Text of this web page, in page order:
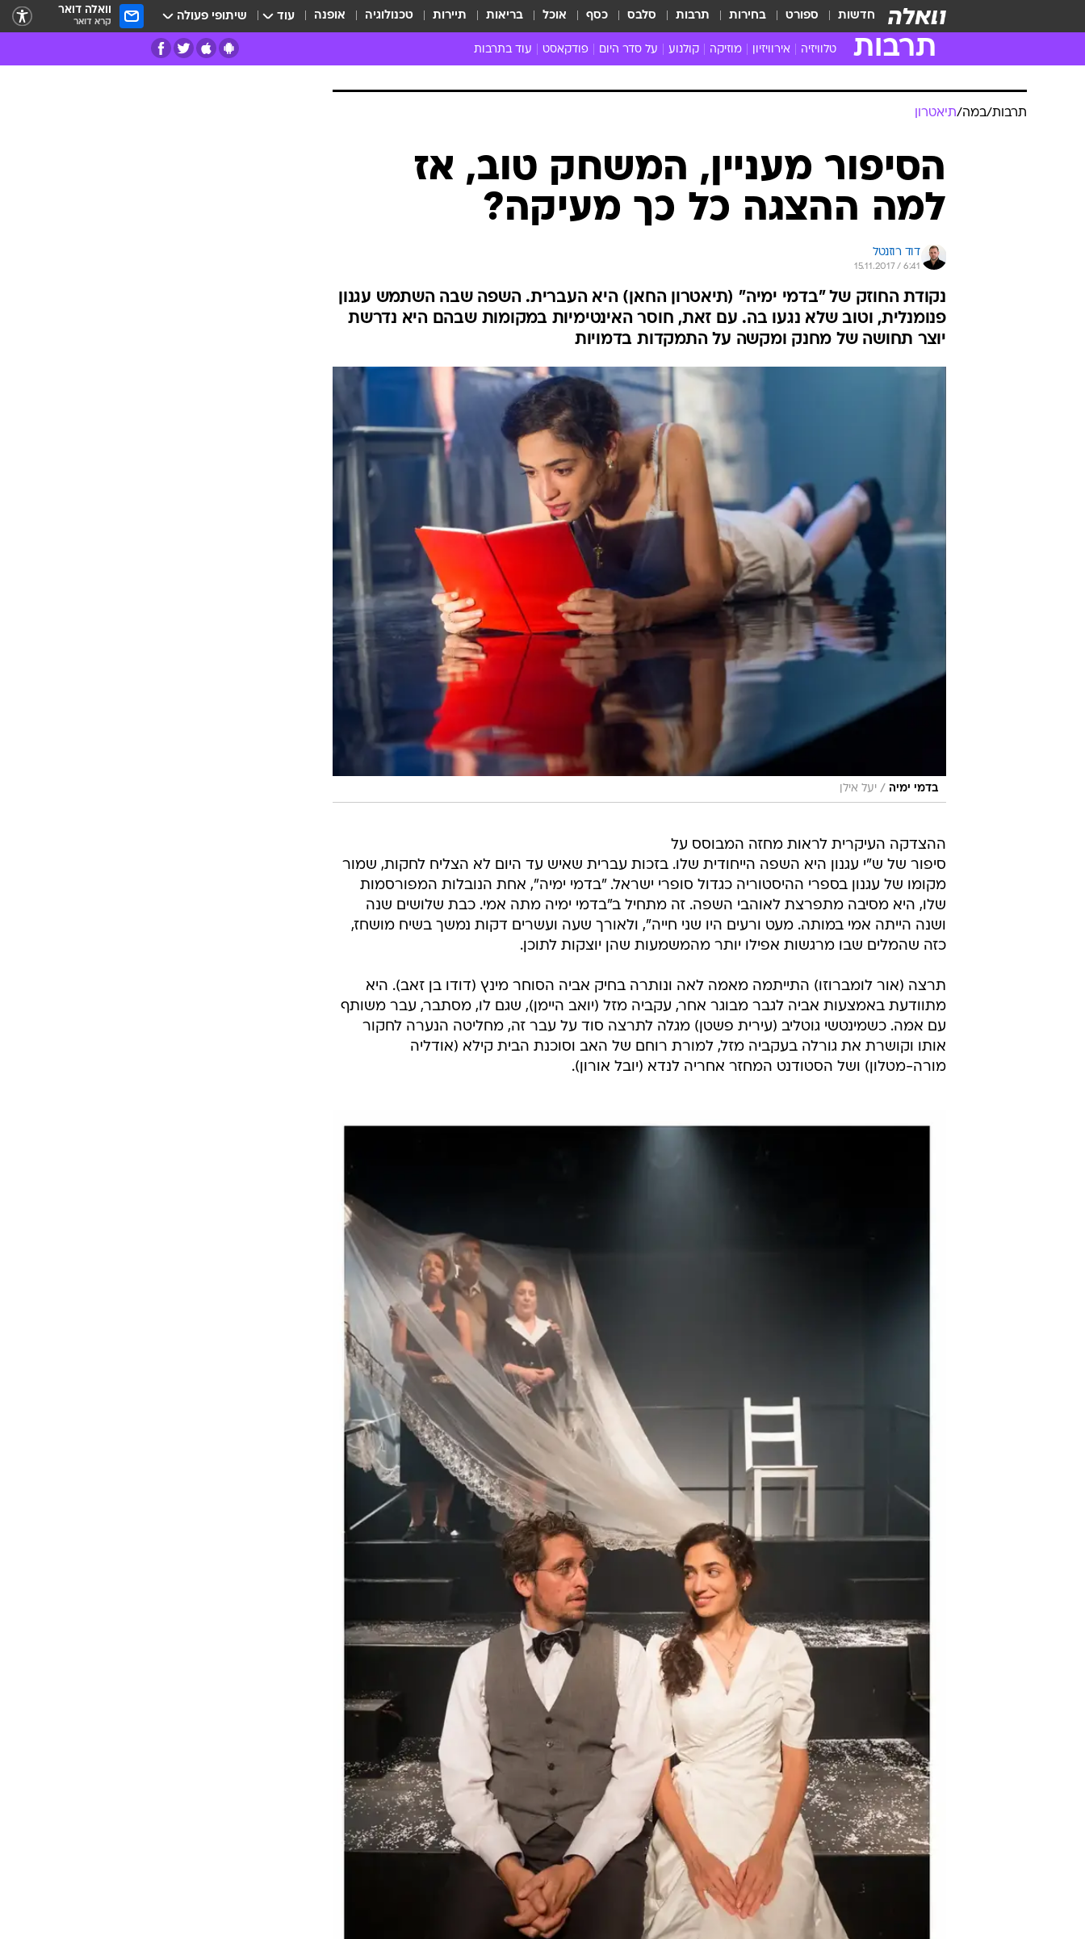
חדשות ספורט בחירות תרבות סלבס כסף אוכל בריאות תיירות טכנולוגיה אופנה עוד שיתופי פעולה וואלה דואר
קרא דואר
תרבות טלוויזיה
טלוויזיה מחו"ל
סדרות מומלצות
האח הגדול
אירוויזיון מוזיקה
קליפים וסינגלים
הופעות חיות
קולנוע על סדר היום פודקאסט עוד בתרבות
הופעות חיות
חמש המלצות - ואזהרה
כל הכתבות
תרבות/במה/תיאטרון
הסיפור מעניין, המשחק טוב, אז
למה ההצגה כל כך מעיקה?
דוד רוזנטל
15.11.2017 / 6:41
נקודת החוזק של "בדמי ימיה" (תיאטרון החאן) היא העברית. השפה שבה השתמש עגנון
פנומנלית, וטוב שלא נגעו בה. עם זאת, חוסר האינטימיות במקומות שבהם היא נדרשת
יוצר תחושה של מחנק ומקשה על התמקדות בדמויות
בדמי ימיה / יעל אילן
ההצדקה העיקרית לראות מחזה המבוסס על
סיפור של ש"י עגנון היא השפה הייחודית שלו. בזכות עברית שאיש עד היום לא הצליח לחקות, שמור
מקומו של עגנון בספרי ההיסטוריה כגדול סופרי ישראל. "בדמי ימיה", אחת הנובלות המפורסמות
שלו, היא מסיבה מתפרצת לאוהבי השפה. זה מתחיל ב"בדמי ימיה מתה אמי. כבת שלושים שנה
ושנה הייתה אמי במותה. מעט ורעים היו שני חייה", ולאורך שעה ועשרים דקות נמשך בשיח מושחז,
כזה שהמלים שבו מרגשות אפילו יותר מהמשמעות שהן יוצקות לתוכן.
תרצה (אור לומברוזו) התייתמה מאמה לאה ונותרה בחיק אביה הסוחר מינץ (דודו בן זאב). היא
מתוודעת באמצעות אביה לגבר מבוגר אחר, עקביה מזל (יואב היימן), שגם לו, מסתבר, עבר משותף
עם אמה. כשמינטשי גוטליב (עירית פשטן) מגלה לתרצה סוד על עבר זה, מחליטה הנערה לחקור
אותו וקושרת את גורלה בעקביה מזל, למורת רוחם של האב וסוכנת הבית קילא (אודליה
מורה-מטלון) ושל הסטודנט המחזר אחריה לנדא (יובל אורון).